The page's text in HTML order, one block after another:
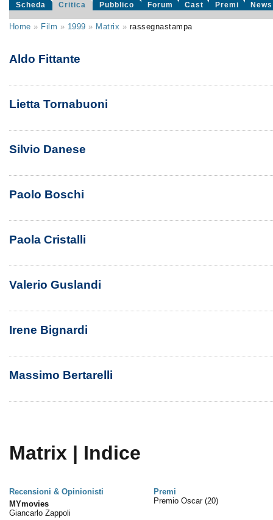
Scheda Critica Pubblico Forum Cast Premi News
Home » Film » 1999 » Matrix » rassegnastampa
Aldo Fittante
Lietta Tornabuoni
Silvio Danese
Paolo Boschi
Paola Cristalli
Valerio Guslandi
Irene Bignardi
Massimo Bertarelli
Matrix | Indice
Recensioni & Opinionisti
Premi
MYmovies
Giancarlo Zappoli
Premio Oscar (20)